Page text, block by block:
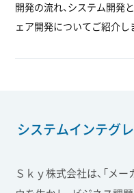
開発の流れ、システム開発
ェア開発についてご紹介し
システムインテグ
Ｓｋｙ株式会社は、「メー